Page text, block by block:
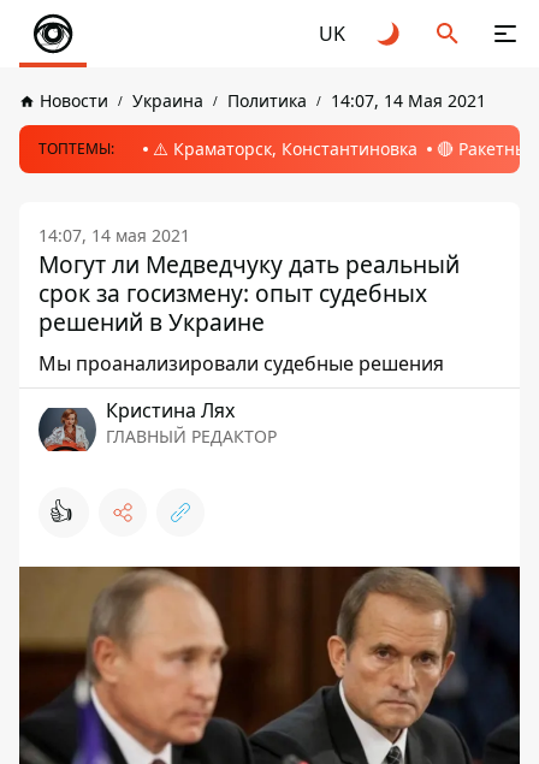
UK
Новости Украина Политика 14:07, 14 Мая 2021
ТОПТЕМЫ: ⚠️ Краматорск, Константиновка 🔴
14:07, 14 мая 2021
Могут ли Медведчуку дать реальный
срок за госизмену: опыт судебных
решений в Украине
Мы проанализировали судебные решения
Кристина Лях
ГЛАВНЫЙ РЕДАКТОР
👍